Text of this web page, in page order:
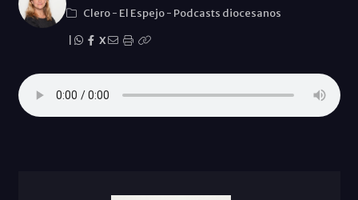
Clero- El Espejo- Podcasts diocesanos
X